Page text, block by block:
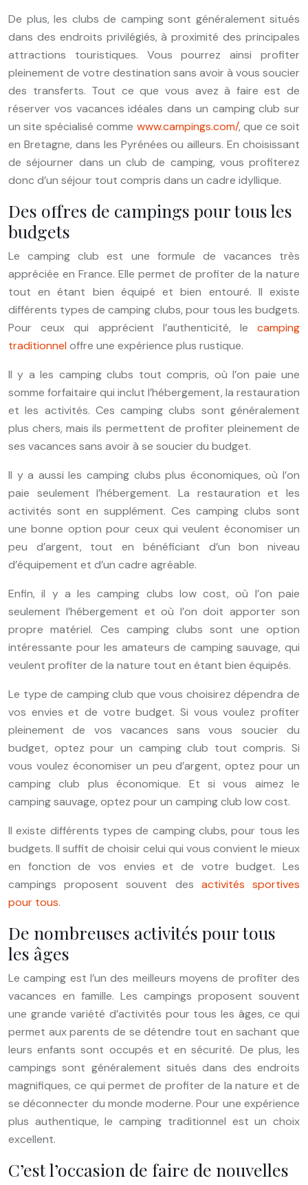
De plus, les clubs de camping sont généralement situés
dans des endroits privilégiés, à proximité des principales
attractions touristiques. Vous pourrez ainsi profiter
pleinement de votre destination sans avoir à vous soucier
des transferts. Tout ce que vous avez à faire est de
réserver vos vacances idéales dans un camping club sur
un site spécialisé comme www.campings.com/, que ce soit
en Bretagne, dans les Pyrénées ou ailleurs. En choisissant
de séjourner dans un club de camping, vous profiterez
donc d’un séjour tout compris dans un cadre idyllique.
Des offres de campings pour tous les
budgets
Le camping club est une formule de vacances très
appréciée en France. Elle permet de profiter de la nature
tout en étant bien équipé et bien entouré. Il existe
différents types de camping clubs, pour tous les budgets.
Pour ceux qui apprécient l’authenticité, le camping
traditionneloffre une expérience plus rustique.
Il y a les camping clubs tout compris, où l’on paie une
somme forfaitaire qui inclut l’hébergement, la restauration
et les activités. Ces camping clubs sont généralement
plus chers, mais ils permettent de profiter pleinement de
ses vacances sans avoir à se soucier du budget.
Il y a aussi les camping clubs plus économiques, où l’on
paie seulement l’hébergement. La restauration et les
activités sont en supplément. Ces camping clubs sont
une bonne option pour ceux qui veulent économiser un
peu d’argent, tout en bénéficiant d’un bon niveau
d’équipement et d’un cadre agréable.
Enfin, il y a les camping clubs low cost, où l’on paie
seulement l’hébergement et où l’on doit apporter son
propre matériel. Ces camping clubs sont une option
intéressante pour les amateurs de camping sauvage, qui
veulent profiter de la nature tout en étant bien équipés.
Le type de camping club que vous choisirez dépendra de
vos envies et de votre budget. Si vous voulez profiter
pleinement de vos vacances sans vous soucier du
budget, optez pour un camping club tout compris. Si
vous voulez économiser un peu d’argent, optez pour un
camping club plus économique. Et si vous aimez le
camping sauvage, optez pour un camping club low cost.
Il existe différents types de camping clubs, pour tous les
budgets. Il suffit de choisir celui qui vous convient le mieux
en fonction de vos envies et de votre budget. Les
campings proposent souvent des activités sportives
pour tous.
De nombreuses activités pour tous
les âges
Le camping est l’un des meilleurs moyens de profiter des
vacances en famille. Les campings proposent souvent
une grande variété d’activités pour tous les âges, ce qui
permet aux parents de se détendre tout en sachant que
leurs enfants sont occupés et en sécurité. De plus, les
campings sont généralement situés dans des endroits
magnifiques, ce qui permet de profiter de la nature et de
se déconnecter du monde moderne. Pour une expérience
plus authentique, le camping traditionnel est un choix
excellent.
C’est l’occasion de faire de nouvelles